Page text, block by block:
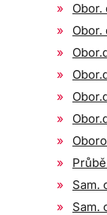
Obor.
Obor.
Sam.
Sam.